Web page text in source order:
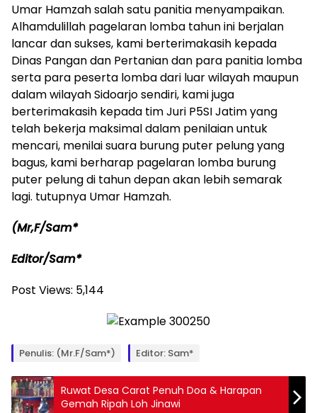
Umar Hamzah salah satu panitia menyampaikan.
Alhamdulillah pagelaran lomba tahun ini berjalan
lancar dan sukses, kami berterimakasih kepada
Dinas Pangan dan Pertanian dan para panitia lomba
serta para peserta lomba dari luar wilayah maupun
dalam wilayah Sidoarjo sendiri, kami juga
berterimakasih kepada tim Juri P5SI Jatim yang
telah bekerja maksimal dalam penilaian untuk
mencari, menilai suara burung puter pelung yang
bagus, kami berharap pagelaran lomba burung
puter pelung di tahun depan akan lebih semarak
lagi. tutupnya Umar Hamzah.
(Mr,F/Sam*
Editor/Sam*
Post Views: 5,144
Penulis: (Mr.F/Sam*) Editor: Sam*
Ruwat Desa Carat Penuh Doa & Harapan
Gemah Ripah Loh Jinawi